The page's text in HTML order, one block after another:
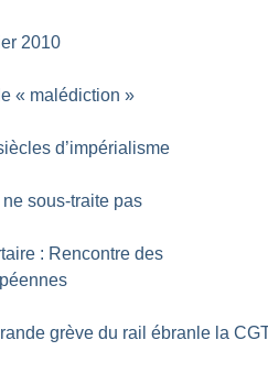
2010
« malédiction »
d’impérialisme
sous-traite pas
: Rencontre des
grève du rail ébranle la